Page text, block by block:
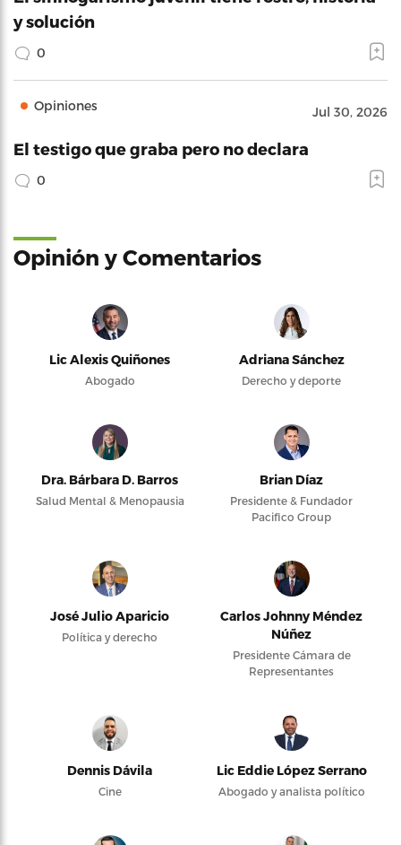
y solución
0
Opiniones Jul 30, 2026
El testigo que graba pero no declara
0
Opinión y Comentarios
Lic Alexis Quiñones
Abogado
Adriana Sánchez
Derecho y deporte
Dra. Bárbara D. Barros
Salud Mental & Menopausia
Brian Díaz
Presidente & Fundador
Pacifico Group
José Julio Aparicio
Política y derecho
Carlos Johnny Méndez
Núñez
Presidente Cámara de
Representantes
Dennis Dávila
Cine
Lic Eddie López Serrano
Abogado y analista político